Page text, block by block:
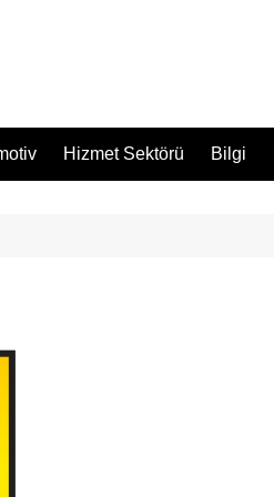
Hizmet Sektörü Bilgi